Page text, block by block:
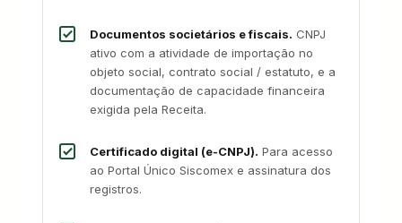
Documentos societários e fiscais. CNPJ
ativo com a atividade de importação no
objeto social, contrato social / estatuto, e a
documentação de capacidade financeira
exigida pela Receita.
Certificado digital (e-CNPJ). Para acesso
ao Portal Único Siscomex e assinatura dos
registros.